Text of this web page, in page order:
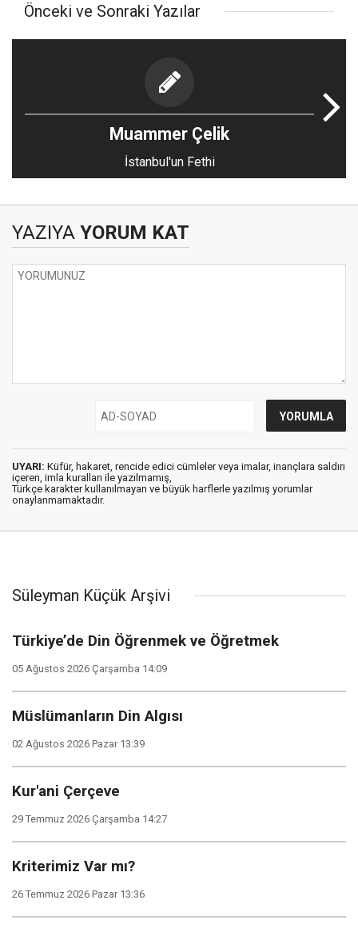
Önceki ve Sonraki Yazılar
Muammer Çelik
İstanbul'un Fethi
YAZIYA YORUM KAT
UYARI: Küfür, hakaret, rencide edici cümleler veya imalar, inançlara saldırı
içeren, imla kuralları ile yazılmamış,
Türkçe karakter kullanılmayan ve büyük harflerle yazılmış yorumlar
onaylanmamaktadır.
Süleyman Küçük Arşivi
Türkiye’de Din Öğrenmek ve Öğretmek
05 Ağustos 2026 Çarşamba 14:09
Müslümanların Din Algısı
02 Ağustos 2026 Pazar 13:39
Kur'ani Çerçeve
29 Temmuz 2026 Çarşamba 14:27
Kriterimiz Var mı?
26 Temmuz 2026 Pazar 13:36